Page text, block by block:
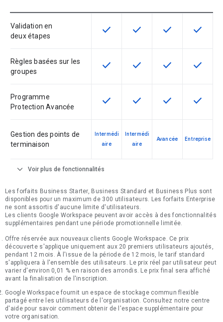
Validation en
deux étapes
Cette fonctionnalité est disponible
check Cette fonctionnalité est
check Cette
check Cette
check
Règles basées sur les
groupes
Cette fonctionnalité est disponible
check Cette fonctionnalité est
check Cette
check Cette
check
Programme
Protection Avancée
Cette fonctionnalité est disponible
check Cette fonctionnalité est
check Cette
check Cette
check
Gestion des points de
terminaison
Intermédi
aire
Intermédi
aire
Avancée Entreprise
expand_more Voir plus de fonctionnalités
Les forfaits Business Starter, Business Standard et Business Plus sont
disponibles pour un maximum de 300 utilisateurs. Les forfaits Enterprise
ne sont assortis d'aucune limite d'utilisateurs.
Les clients Google Workspace peuvent avoir accès à des fonctionnalités
supplémentaires pendant une période promotionnelle limitée.
Offre réservée aux nouveaux clients Google Workspace. Ce prix
découverte s'applique uniquement aux 20 premiers utilisateurs ajoutés,
pendant 12 mois. À l'issue de la période de 12 mois, le tarif standard
s'appliquera à l'ensemble des utilisateurs. Le prix réel par utilisateur peut
varier d'environ 0,01 % en raison des arrondis. Le prix final sera affiché
avant la finalisation de l'inscription.
Google Workspace fournit un espace de stockage commun flexible
partagé entre les utilisateurs de l'organisation. Consultez notre centre
d'aide pour savoir comment obtenir de l'espace supplémentaire pour
votre organisation.